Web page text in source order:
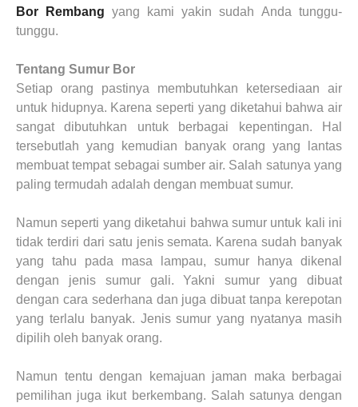
Bor Rembang yang kami yakin sudah Anda tunggu-
tunggu.
Tentang Sumur Bor
Setiap orang pastinya membutuhkan ketersediaan air
untuk hidupnya. Karena seperti yang diketahui bahwa air
sangat dibutuhkan untuk berbagai kepentingan. Hal
tersebutlah yang kemudian banyak orang yang lantas
membuat tempat sebagai sumber air. Salah satunya yang
paling termudah adalah dengan membuat sumur.
Namun seperti yang diketahui bahwa sumur untuk kali ini
tidak terdiri dari satu jenis semata. Karena sudah banyak
yang tahu pada masa lampau, sumur hanya dikenal
dengan jenis sumur gali. Yakni sumur yang dibuat
dengan cara sederhana dan juga dibuat tanpa kerepotan
yang terlalu banyak. Jenis sumur yang nyatanya masih
dipilih oleh banyak orang.
Namun tentu dengan kemajuan jaman maka berbagai
pemilihan juga ikut berkembang. Salah satunya dengan